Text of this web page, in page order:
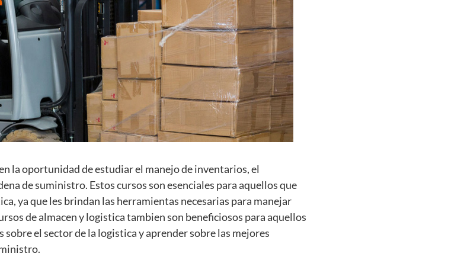
la oportunidad de estudiar el manejo de inventarios, el
de suministro. Estos cursos son esenciales para aquellos que
ya que les brindan las herramientas necesarias para manejar
de almacen y logistica tambien son beneficiosos para aquellos
el sector de la logistica y aprender sobre las mejores